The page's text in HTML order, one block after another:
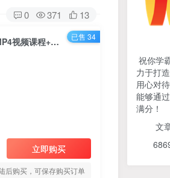
0 371 13
【12课完结】窦神大语文王者班2年级（暑期王者班）MP4视频课程+PDF资料
立即购买
后购买，可保存购买订单
已售 34
709人已
初中
TOP2
祝
祝你学
力于打
用心对
能够通
满分！